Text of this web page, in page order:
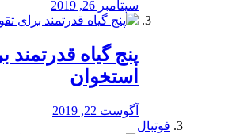
سپتامبر 26, 2019
پنج گیاه قدرتمند
استخوان
آگوست 22, 2019
فوتبال